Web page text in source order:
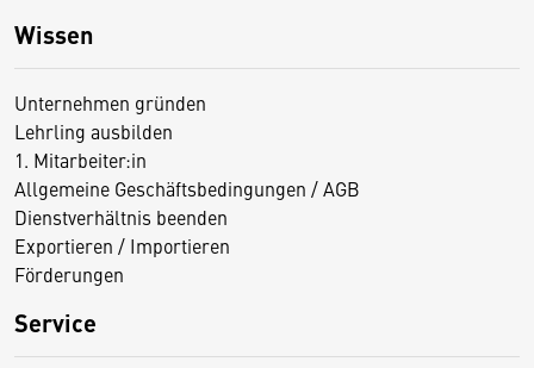
Wissen
Unternehmen gründen
Lehrling ausbilden
1. Mitarbeiter:in
Allgemeine Geschäftsbedingungen / AGB
Dienstverhältnis beenden
Exportieren / Importieren
Förderungen
Service